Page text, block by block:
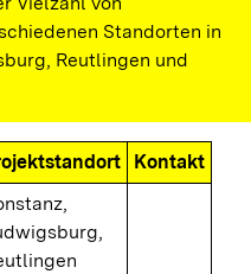
Standorten in
Reutlingen und
Kontakt